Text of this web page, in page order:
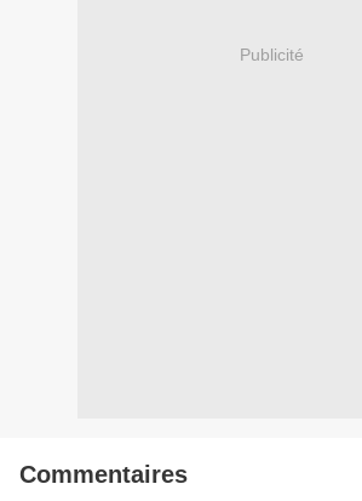
Publicité
Commentaires